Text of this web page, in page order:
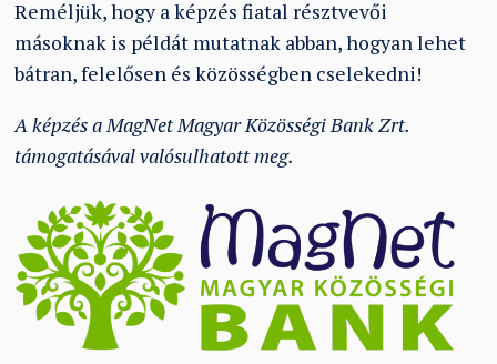
Reméljük, hogy a képzés fiatal résztvevői
másoknak is példát mutatnak abban, hogyan lehet
bátran, felelősen és közösségben cselekedni!
A képzés a MagNet Magyar Közösségi Bank Zrt.
támogatásával valósulhatott meg.